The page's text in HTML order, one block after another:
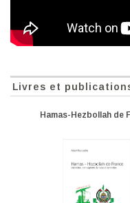
Livres et
Hamas-Hezbollah de